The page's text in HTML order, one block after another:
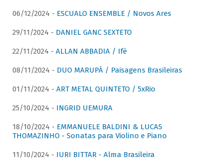
06/12/2024 - ESCUALO ENSEMBLE / Novos Ares
29/11/2024 - DANIEL GANC SEXTETO
22/11/2024 - ALLAN ABBADIA / Ifè
08/11/2024 - DUO MARUPÁ / Paisagens Brasileiras
01/11/2024 - ART METAL QUINTETO / 5xRio
25/10/2024 - INGRID UEMURA
18/10/2024 - EMMANUELE BALDINI & LUCAS
THOMAZINHO - Sonatas para Violino e Piano
11/10/2024 - IURI BITTAR - Alma Brasileira